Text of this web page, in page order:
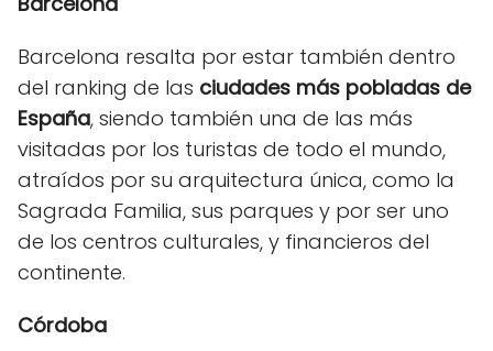
Barcelona resalta por estar también dentro
del ranking de las ciudades más pobladas de
España, siendo también una de las más
visitadas por los turistas de todo el mundo,
atraídos por su arquitectura única, como la
Sagrada Familia, sus parques y por ser uno
de los centros culturales, y financieros del
continente.
Córdoba